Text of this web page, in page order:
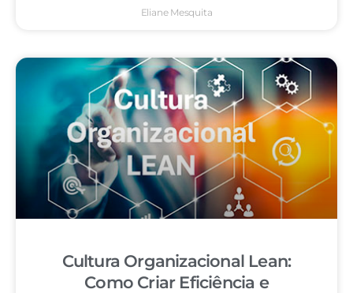
Eliane Mesquita
Cultura Organizacional Lean:
Como Criar Eficiência e